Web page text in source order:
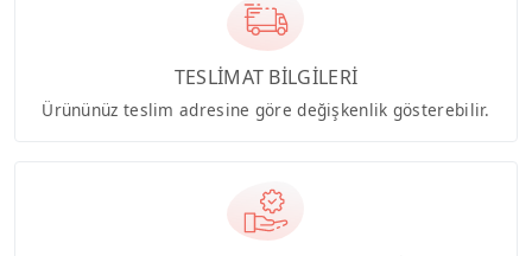
TESLİMAT BİLGİLERİ
Ürününüz teslim adresine göre değişkenlik gösterebilir.